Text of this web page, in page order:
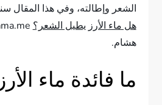
الشعر وإطالته، وفي هذا المقال
هل ماء الأرز يطيل الشعر؟
هشام.
ما فائدة ماء